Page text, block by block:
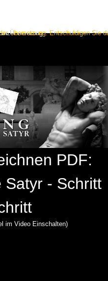
Beratung
Übersetzung. Entschuldigen Sie
PDF:
Satyr - Schritt
im Video Einschalten)